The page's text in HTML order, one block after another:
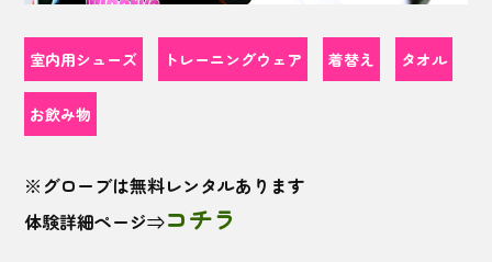
室内用シューズ トレーニングウェア 着替え タオル
お飲み物
※グローブは無料レンタルあります
体験詳細ページ⇒コチラ